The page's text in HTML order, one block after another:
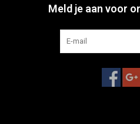
Meld je aan voor